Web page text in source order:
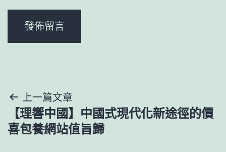
文
章
上一篇文章
【理響中國】中國式現代化新途徑的價
喜包養網站值旨歸